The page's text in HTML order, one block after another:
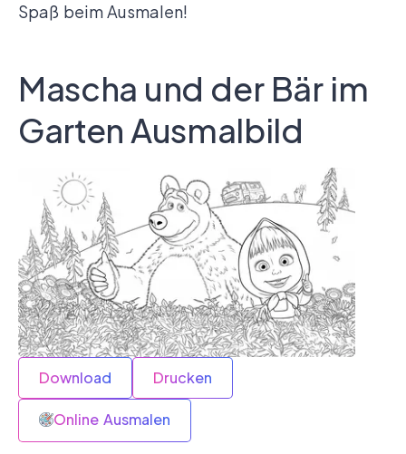
Spaß beim Ausmalen!
Mascha und der Bär im
Garten Ausmalbild
Download Drucken
Online Ausmalen